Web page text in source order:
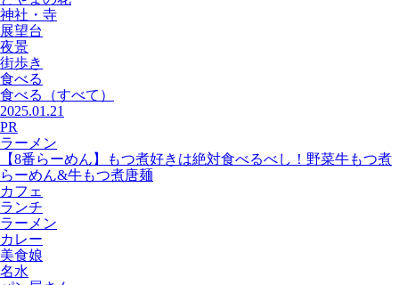
神社・寺
展望台
夜景
街歩き
食べる
食べる
（すべて）
2025.01.21
PR
ラーメン
【8番らーめん】もつ煮好きは絶対食べるべし！野菜牛もつ煮
らーめん&牛もつ煮唐麺
カフェ
ランチ
ラーメン
カレー
美食娘
名水